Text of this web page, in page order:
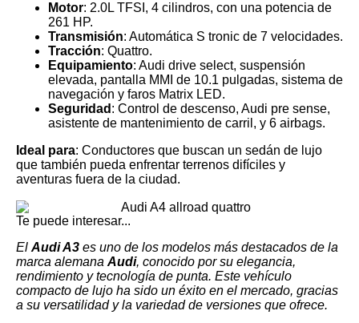
Motor: 2.0L TFSI, 4 cilindros, con una potencia de
261 HP.
Transmisión: Automática S tronic de 7 velocidades.
Tracción: Quattro.
Equipamiento: Audi drive select, suspensión
elevada, pantalla MMI de 10.1 pulgadas, sistema de
navegación y faros Matrix LED.
Seguridad : Control de descenso, Audi pre sense,
asistente de mantenimiento de carril, y 6 airbags.
Ideal para: Conductores que buscan un sedán de lujo
que también pueda enfrentar terrenos difíciles y
aventuras fuera de la ciudad.
Te puede interesar...
El Audi A3 es uno de los modelos más destacados de la
marca alemana Audi, conocido por su elegancia,
rendimiento y tecnología de punta. Este vehículo
compacto de lujo ha sido un éxito en el mercado, gracias
a su versatilidad y la variedad de versiones que ofrece.